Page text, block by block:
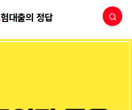
보험대출의 정답